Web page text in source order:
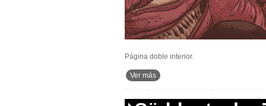
Página doble interior.
Ver más